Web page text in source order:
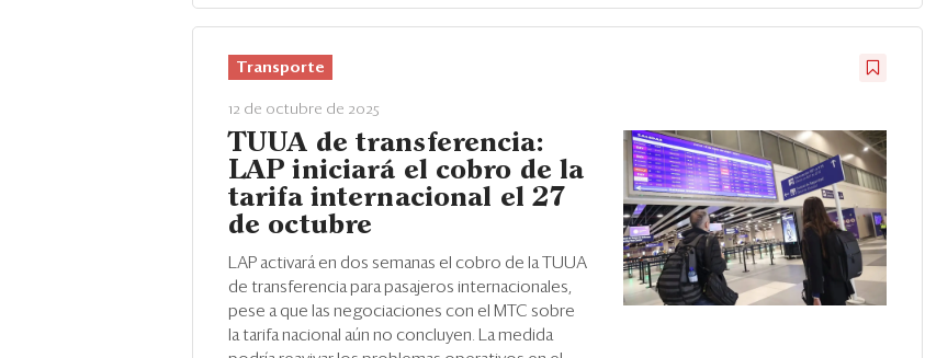
Transporte
12 de octubre de 2025
TUUA de transferencia:
LAP iniciará el cobro de la
tarifa internacional el 27
de octubre
LAP activará en dos semanas el cobro de la TUUA
de transferencia para pasajeros internacionales,
pese a que las negociaciones con el MTC sobre
la tarifa nacional aún no concluyen. La medida